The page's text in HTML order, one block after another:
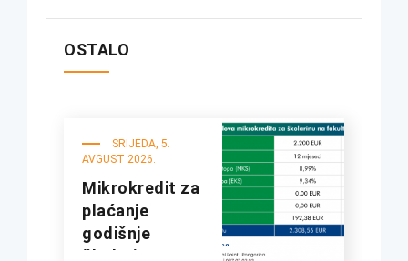
OSTALO
SRIJEDA, 5.
AVGUST 2026.
Mikrokredit za
plaćanje
godišnje
školarine na